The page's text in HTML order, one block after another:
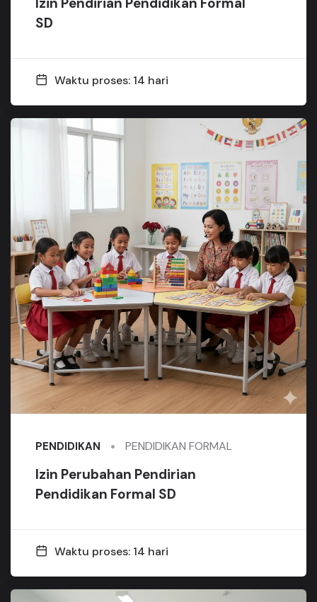
SD
Waktu proses: 14 hari
PENDIDIKAN PENDIDIKAN FORMAL
Izin Perubahan Pendirian
Pendidikan Formal SD
Waktu proses: 14 hari